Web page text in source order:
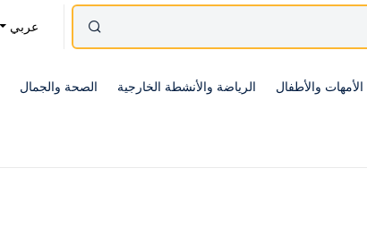
عربي
الأمهات والأطفال الرياضة والأنشطة الخارجية الصحة والجمال